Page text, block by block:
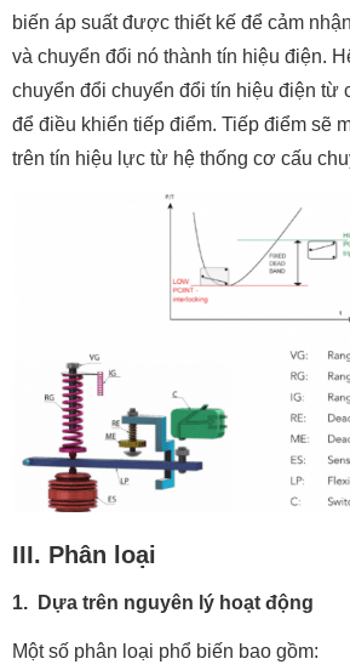
biến áp suất được thiết kế để cảm
và chuyển đổi nó thành tín hiệu điện.
chuyển đổi chuyển đổi tín hiệu điện từ
để điều khiển tiếp điểm. Tiếp điểm sẽ
trên tín hiệu lực từ hệ thống cơ cấu
III. Phân loại
1. Dựa trên nguyên lý hoạt động
Một số phân loại phổ biến bao gồm: